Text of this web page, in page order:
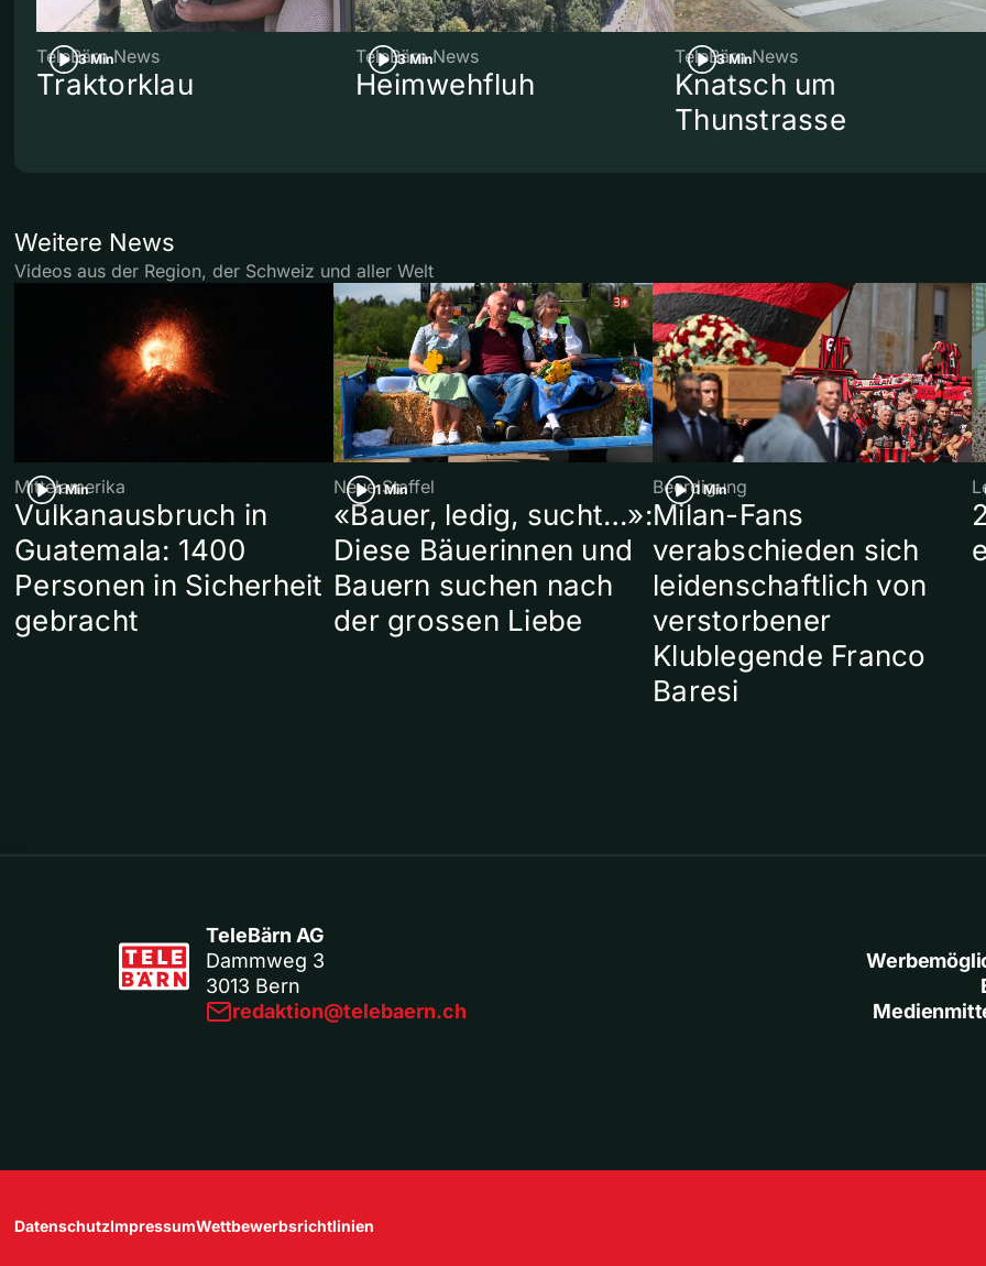
3 Min
TeleBärn News
Traktorklau
3 Min
TeleBärn News
Heimwehfluh
3 Min
TeleBärn News
Knatsch um
Thunstrasse
Weitere News
Videos aus der Region, der Schweiz und aller Welt
1 Min
Mittelamerika
Vulkanausbruch in
Guatemala: 1400
Personen in Sicherheit
gebracht
1 Min
Neue Staffel
«Bauer, ledig, sucht…»:
Diese Bäuerinnen und
Bauern suchen nach
der grossen Liebe
1 Min
Beerdigung
Milan-Fans
verabschieden sich
leidenschaftlich von
verstorbener
Klublegende Franco
Baresi
TeleBärn AG
Dammweg 3
3013 Bern
redaktion@telebaern.ch
DatenschutzImpressumWettbewerbsrichtlinien